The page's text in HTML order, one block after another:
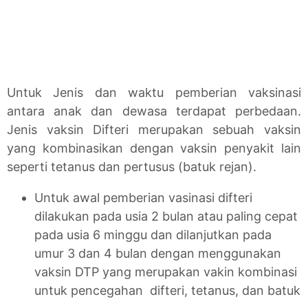
Untuk Jenis dan waktu pemberian vaksinasi
antara anak dan dewasa terdapat perbedaan.
Jenis vaksin Difteri merupakan sebuah vaksin
yang kombinasikan dengan vaksin penyakit lain
seperti tetanus dan pertusus (batuk rejan).
Untuk awal pemberian vasinasi difteri
dilakukan pada usia 2 bulan atau paling cepat
pada usia 6 minggu dan dilanjutkan pada
umur 3 dan 4 bulan dengan menggunakan
vaksin DTP yang merupakan vakin kombinasi
untuk pencegahan difteri, tetanus, dan batuk